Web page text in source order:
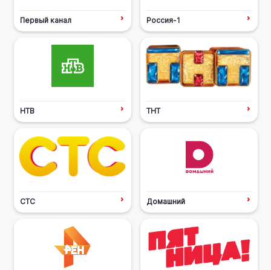
Первый канал Россия-1
НТВ ТНТ
СТС Домашний